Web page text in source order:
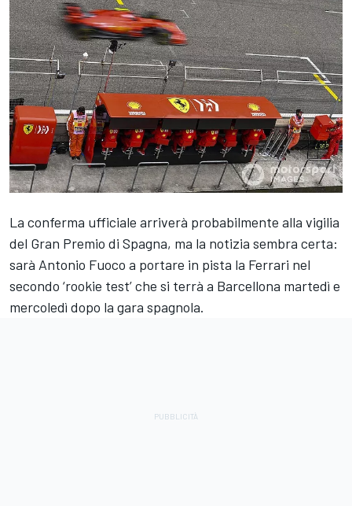
La conferma ufficiale arriverà probabilmente alla vigilia
del Gran Premio di Spagna, ma la notizia sembra certa:
sarà Antonio Fuoco a portare in pista la Ferrari nel
secondo ‘rookie test’ che si terrà a Barcellona martedì e
mercoledì dopo la gara spagnola.